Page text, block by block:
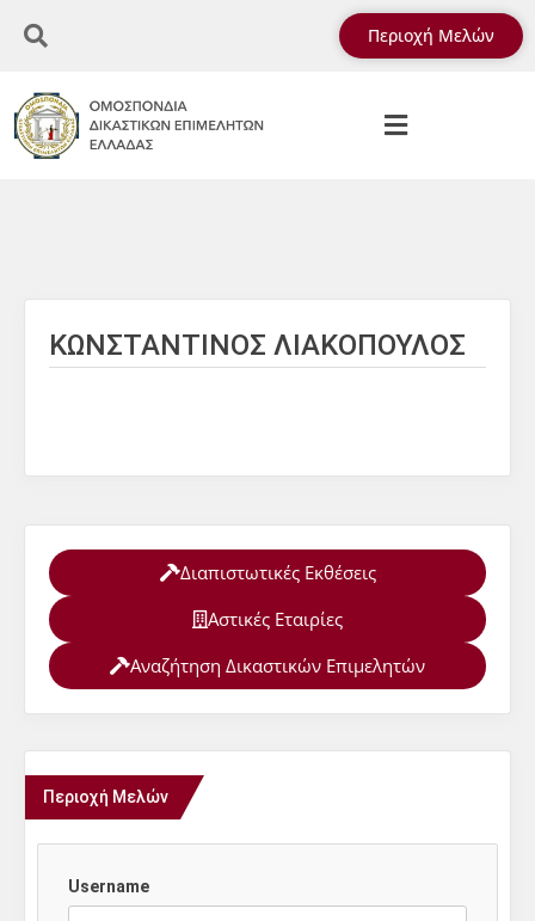
Περιοχή Μελών
ΚΩΝΣΤΑΝΤΙΝΟΣ ΛΙΑΚΟΠΟΥΛΟΣ
Διαπιστωτικές Εκθέσεις
Αστικές Εταιρίες
Αναζήτηση Δικαστικών Επιμελητών
Περιοχή Μελών
Username